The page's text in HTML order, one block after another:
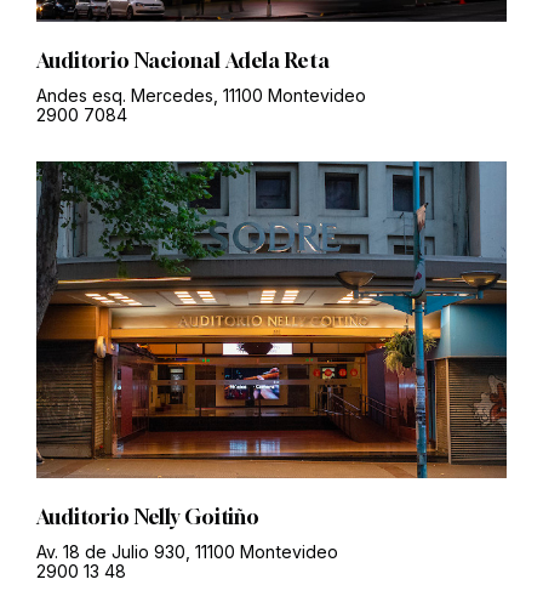
Auditorio Nacional Adela Reta
Andes esq. Mercedes, 11100 Montevideo
2900 7084
Auditorio Nelly Goitiño
Av. 18 de Julio 930, 11100 Montevideo
2900 13 48